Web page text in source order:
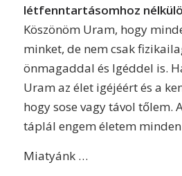
létfenntartásomhoz
Köszönöm Uram, hogy
minket, de nem csak
önmagaddal és Igéddel is.
Uram az élet igéjéért és a
hogy sose vagy távol tőlem.
táplál engem életem
Miatyánk …